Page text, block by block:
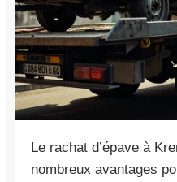
Le rachat d’épave à
nombreux avantages